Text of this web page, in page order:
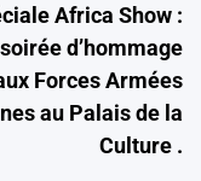
Africa Show :
d’hommage
Forces Armées
au Palais de la
Culture .